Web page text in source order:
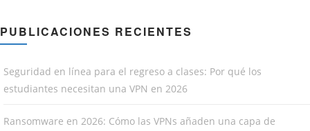
PUBLICACIONES RECIENTES
Seguridad en línea para el regreso a clases: Por qué los
estudiantes necesitan una VPN en 2026
Ransomware en 2026: Cómo las VPNs añaden una capa de